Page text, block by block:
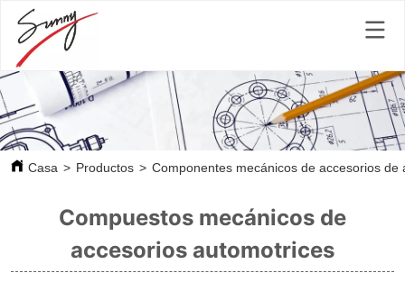
Casa > Productos > Componentes mecánicos de accesorios de
Compuestos mecánicos de
accesorios automotrices